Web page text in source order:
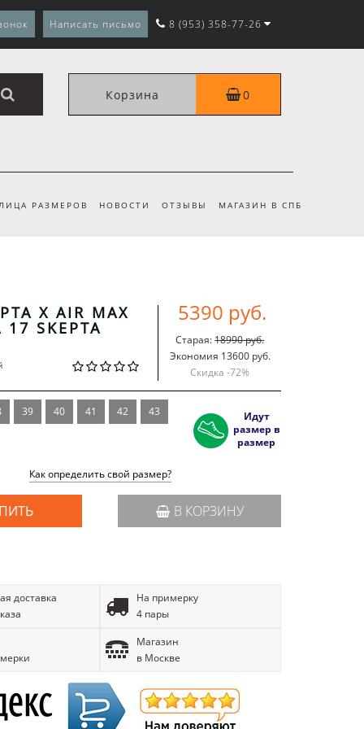
Написать письмо 8 (953) 358-77-26
Корзина 0
РАЗМЕРОВ НОВОСТИ ОТЗЫВЫ МАГАЗИН В СПБ
X AIR MAX
17 SKEPTA
5390 руб.
Старая:18990 руб.
Экономия 13600 руб.
Скидка -72%
39 40 41 42 43
Идут
размер в
размер
Как определить свой размер?
В КОРЗИНУ
доставка
На примерку
4 пары
Магазин
в Москве